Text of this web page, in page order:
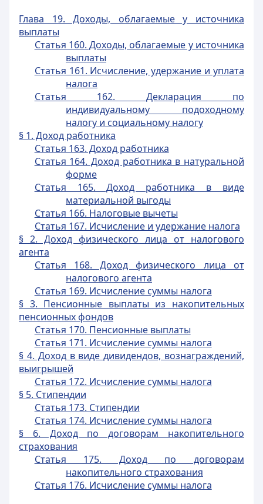
Глава 19. Доходы, облагаемые у источника
выплаты
Статья 160. Доходы, облагаемые у источника
выплаты
Статья 161. Исчисление, удержание и уплата
налога
Статья 162. Декларация по
индивидуальному подоходному
налогу и социальному налогу
§ 1. Доход работника
Статья 163. Доход работника
Статья 164. Доход работника в натуральной
форме
Статья 165. Доход работника в виде
материальной выгоды
Статья 166. Налоговые вычеты
Статья 167. Исчисление и удержание налога
§ 2. Доход физического лица от налогового
агента
Статья 168. Доход физического лица от
налогового агента
Статья 169. Исчисление суммы налога
§ 3. Пенсионные выплаты из накопительных
пенсионных фондов
Статья 170. Пенсионные выплаты
Статья 171. Исчисление суммы налога
§ 4. Доход в виде дивидендов, вознаграждений,
выигрышей
Статья 172. Исчисление суммы налога
§ 5. Стипендии
Статья 173. Стипендии
Статья 174. Исчисление суммы налога
§ 6. Доход по договорам накопительного
страхования
Статья 175. Доход по договорам
накопительного страхования
Статья 176. Исчисление суммы налога